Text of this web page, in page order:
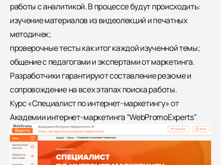
работы с аналитикой. В процессе будут происходить:
изучение материалов из видеолекций и печатных
методичек;
проверочные тесты как итог каждой изученной темы;
общение с педагогами и экспертами от маркетинга.
Разработчики гарантируют составление резюме и
сопровождение на всех этапах поиска работы.
Курс «Специалист по интернет-маркетингу» от
Академии интернет-маркетинга “WebPromoExperts”